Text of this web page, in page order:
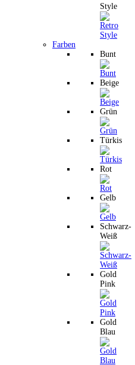
Style
Farben
Bunt
Beige
Grün
Türkis
Rot
Gelb
Schwarz-
Weiß
Gold
Pink
Gold
Blau